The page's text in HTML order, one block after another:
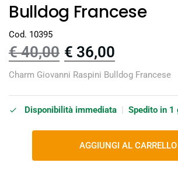
Bulldog Francese
Cod. 10395
€40,00 € 36,00
Charm Giovanni Raspini Bulldog Francese
Disponibilità immediata Spedito in 1
AGGIUNGI AL CARRELLO